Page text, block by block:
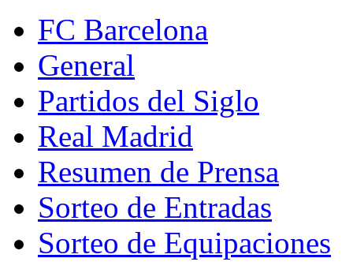
FC Barcelona
General
Partidos del Siglo
Real Madrid
Resumen de Prensa
Sorteo de Entradas
Sorteo de Equipaciones